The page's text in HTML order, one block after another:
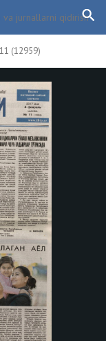
(12959)